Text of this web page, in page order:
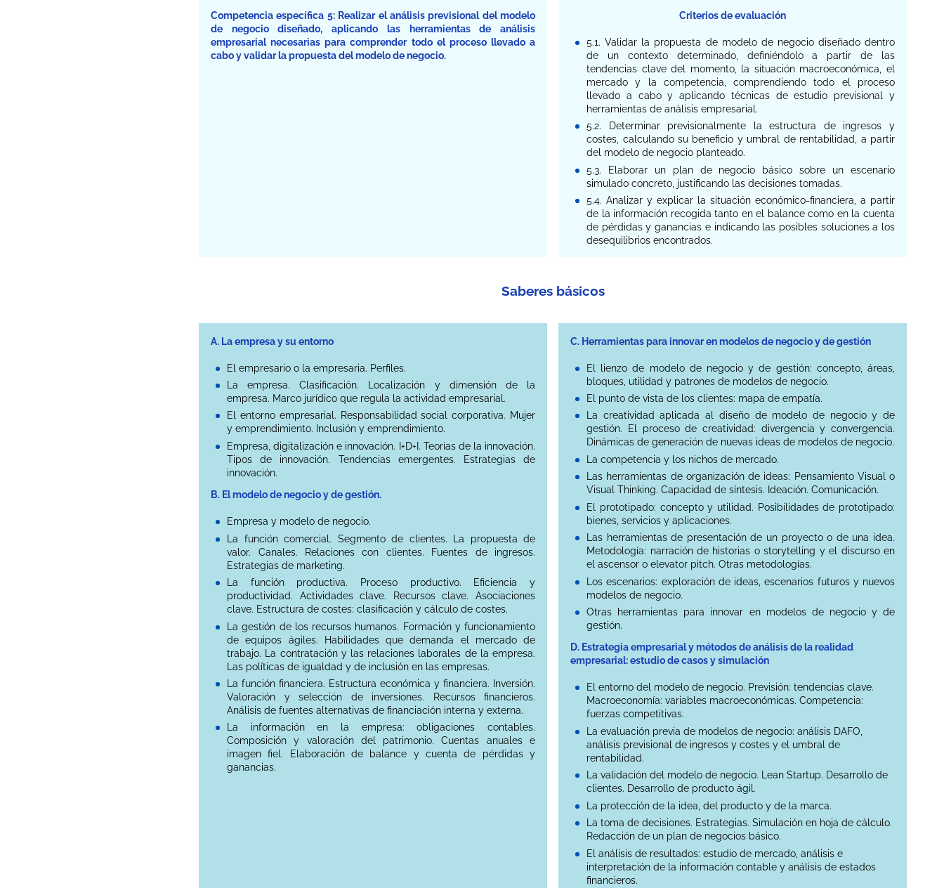
Competencia específica 5: Realizar el análisis previsional del modelo
de negocio diseñado, aplicando las herramientas de análisis
empresarial necesarias para comprender todo el proceso llevado a
cabo y validar la propuesta del modelo de negocio.
Criterios de evaluación
5.1. Validar la propuesta de modelo de negocio diseñado dentro
de un contexto determinado, definiéndolo a partir de las
tendencias clave del momento, la situación macroeconómica, el
mercado y la competencia, comprendiendo todo el proceso
llevado a cabo y aplicando técnicas de estudio previsional y
herramientas de análisis empresarial.
5.2. Determinar previsionalmente la estructura de ingresos y
costes, calculando su beneficio y umbral de rentabilidad, a partir
del modelo de negocio planteado.
5.3. Elaborar un plan de negocio básico sobre un escenario
simulado concreto, justificando las decisiones tomadas.
5.4. Analizar y explicar la situación económico-financiera, a partir
de la información recogida tanto en el balance como en la cuenta
de pérdidas y ganancias e indicando las posibles soluciones a los
desequilibrios encontrados.
Saberes básicos
A. La empresa y su entorno
El empresario o la empresaria. Perfiles.
La empresa. Clasificación. Localización y dimensión de la
empresa. Marco jurídico que regula la actividad empresarial.
El entorno empresarial. Responsabilidad social corporativa. Mujer
y emprendimiento. Inclusión y emprendimiento.
Empresa, digitalización e innovación. I+D+I. Teorías de la innovación.
Tipos de innovación. Tendencias emergentes. Estrategias de
innovación.
B. El modelo de negocio y de gestión.
Empresa y modelo de negocio.
La función comercial. Segmento de clientes. La propuesta de
valor. Canales. Relaciones con clientes. Fuentes de ingresos.
Estrategias de marketing.
La función productiva. Proceso productivo. Eficiencia y
productividad. Actividades clave. Recursos clave. Asociaciones
clave. Estructura de costes: clasificación y cálculo de costes.
La gestión de los recursos humanos. Formación y funcionamiento
de equipos ágiles. Habilidades que demanda el mercado de
trabajo. La contratación y las relaciones laborales de la empresa.
Las políticas de igualdad y de inclusión en las empresas.
La función financiera. Estructura económica y financiera. Inversión.
Valoración y selección de inversiones. Recursos financieros.
Análisis de fuentes alternativas de financiación interna y externa.
La información en la empresa: obligaciones contables.
Composición y valoración del patrimonio. Cuentas anuales e
imagen fiel. Elaboración de balance y cuenta de pérdidas y
ganancias.
C. Herramientas para innovar en modelos de negocio y de gestión
El lienzo de modelo de negocio y de gestión: concepto, áreas,
bloques, utilidad y patrones de modelos de negocio.
El punto de vista de los clientes: mapa de empatía.
La creatividad aplicada al diseño de modelo de negocio y de
gestión. El proceso de creatividad: divergencia y convergencia.
Dinámicas de generación de nuevas ideas de modelos de negocio.
La competencia y los nichos de mercado.
Las herramientas de organización de ideas: Pensamiento Visual o
Visual Thinking. Capacidad de síntesis. Ideación. Comunicación.
El prototipado: concepto y utilidad. Posibilidades de prototipado:
bienes, servicios y aplicaciones.
Las herramientas de presentación de un proyecto o de una idea.
Metodología: narración de historias o storytelling y el discurso en
el ascensor o elevator pitch. Otras metodologías.
Los escenarios: exploración de ideas, escenarios futuros y nuevos
modelos de negocio.
Otras herramientas para innovar en modelos de negocio y de
gestión.
D. Estrategia empresarial y métodos de análisis de la realidad
empresarial: estudio de casos y simulación
El entorno del modelo de negocio. Previsión: tendencias clave.
Macroeconomía: variables macroeconómicas. Competencia:
fuerzas competitivas.
La evaluación previa de modelos de negocio: análisis DAFO,
análisis previsional de ingresos y costes y el umbral de
rentabilidad.
La validación del modelo de negocio. Lean Startup. Desarrollo de
clientes. Desarrollo de producto ágil.
La protección de la idea, del producto y de la marca.
La toma de decisiones. Estrategias. Simulación en hoja de cálculo.
Redacción de un plan de negocios básico.
El análisis de resultados: estudio de mercado, análisis e
interpretación de la información contable y análisis de estados
financieros.